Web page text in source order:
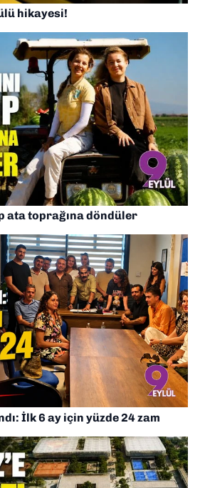
hikayesi!
ata toprağına döndüler
İlk 6 ay için yüzde 24 zam